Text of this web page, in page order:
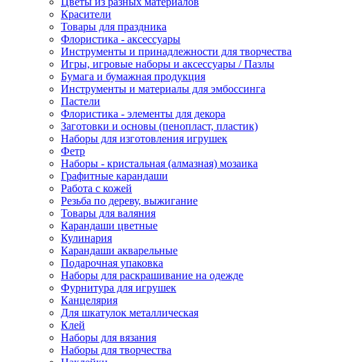
Красители
Товары для праздника
Флористика - аксессуары
Инструменты и принадлежности для творчества
Игры, игровые наборы и аксессуары / Пазлы
Бумага и бумажная продукция
Инструменты и материалы для эмбоссинга
Пастели
Флористика - элементы для декора
Заготовки и основы (пенопласт, пластик)
Наборы для изготовления игрушек
Фетр
Наборы - кристальная (алмазная) мозаика
Графитные карандаши
Работа с кожей
Резьба по дереву, выжигание
Товары для валяния
Карандаши цветные
Кулинария
Карандаши акварельные
Подарочная упаковка
Наборы для раскрашивание на одежде
Фурнитура для игрушек
Канцелярия
Для шкатулок металлическая
Клей
Наборы для вязания
Наборы для творчества